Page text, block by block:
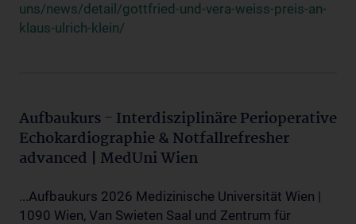
uns/news/detail/gottfried-und-vera-weiss-preis-an-
klaus-ulrich-klein/
Aufbaukurs - Interdisziplinäre Perioperative
Echokardiographie & Notfallrefresher
advanced | MedUni Wien
...Aufbaukurs 2026 Medizinische Universität Wien |
1090 Wien, Van Swieten Saal und Zentrum für